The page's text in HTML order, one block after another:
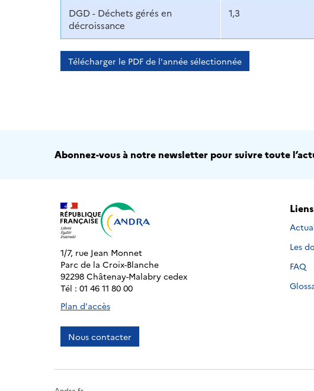
DGD - Déchets gérés en
décroissance
1,3
Télécharger le PDF de l'année sélectionnée
Abonnez-vous à notre newsletter pour suivre toute
1/7, rue Jean Monnet
Parc de la Croix-Blanche
92298 Châtenay-Malabry cedex
Tél : 01 46 11 80 00
Plan d'accès
Nous contacter
Les
FAQ